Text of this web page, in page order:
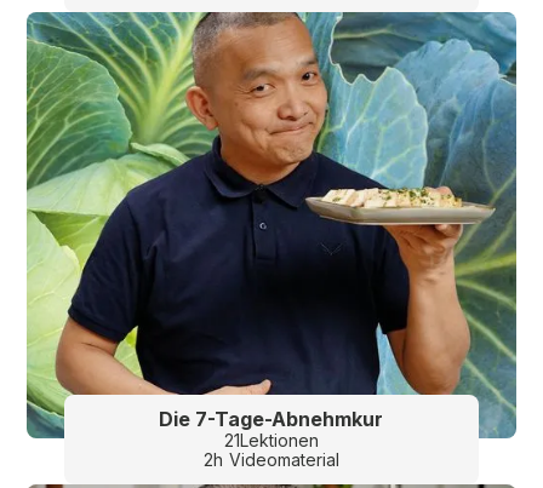
Die 7-Tage-Abnehmkur
21Lektionen
2h Videomaterial